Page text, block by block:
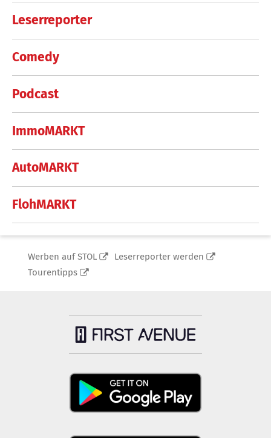
Leserreporter
Comedy
Podcast
ImmoMARKT
AutoMARKT
FlohMARKT
Werben auf STOL
Leserreporter werden
Tourentipps